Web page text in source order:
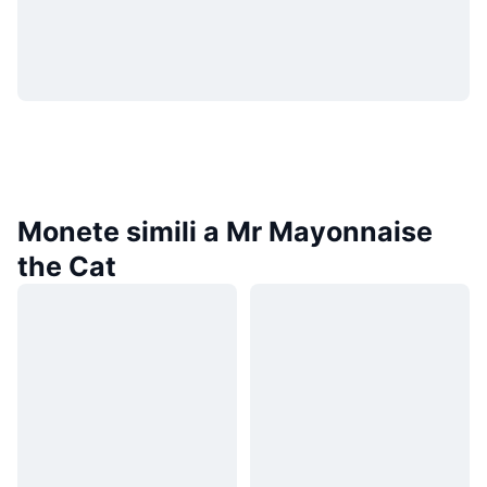
Monete simili a Mr Mayonnaise
the Cat